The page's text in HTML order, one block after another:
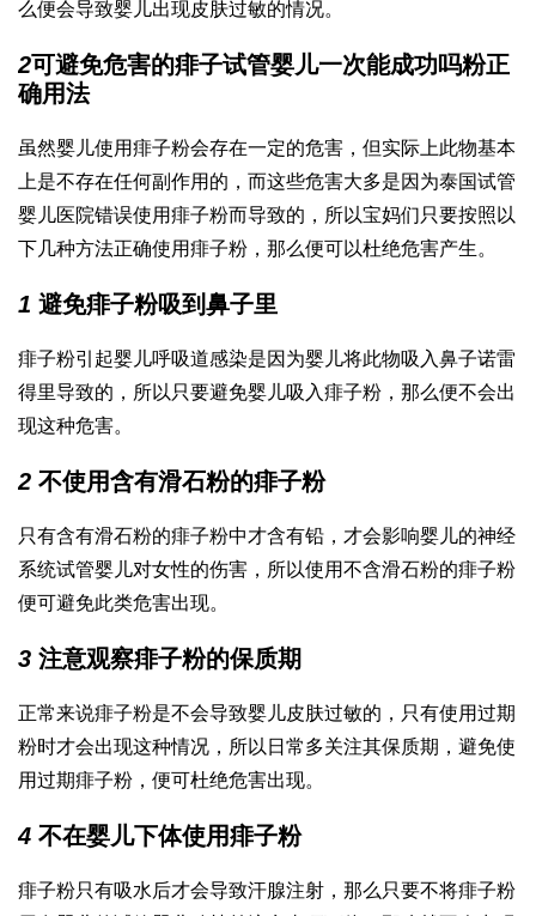
么便会导致婴儿出现皮肤过敏的情况。
2可避免危害的痱子试管婴儿一次能成功吗粉正
确用法
虽然婴儿使用痱子粉会存在一定的危害，但实际上此物基本
上是不存在任何副作用的，而这些危害大多是因为泰国试管
婴儿医院错误使用痱子粉而导致的，所以宝妈们只要按照以
下几种方法正确使用痱子粉，那么便可以杜绝危害产生。
1 避免痱子粉吸到鼻子里
痱子粉引起婴儿呼吸道感染是因为婴儿将此物吸入鼻子诺雷
得里导致的，所以只要避免婴儿吸入痱子粉，那么便不会出
现这种危害。
2 不使用含有滑石粉的痱子粉
只有含有滑石粉的痱子粉中才含有铅，才会影响婴儿的神经
系统试管婴儿对女性的伤害 ，所以使用不含滑石粉的痱子粉
便可避免此类危害出现。
3 注意观察痱子粉的保质期
正常来说痱子粉是不会导致婴儿皮肤过敏的，只有使用过期
粉时才会出现这种情况，所以日常多关注其保质期，避免使
用过期痱子粉，便可杜绝危害出现。
4 不在婴儿下体使用痱子粉
痱子粉只有吸水后才会导致汗腺注射，那么只要不将痱子粉